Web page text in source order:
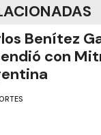
Benítez
con